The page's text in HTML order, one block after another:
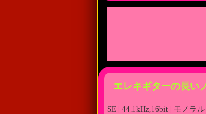
エレキギターの長い
SE | 44.1kHz,16bit | モノラル